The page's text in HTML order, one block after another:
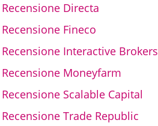
Recensione Directa
Recensione Fineco
Recensione Interactive Brokers
Recensione Moneyfarm
Recensione Scalable Capital
Recensione Trade Republic